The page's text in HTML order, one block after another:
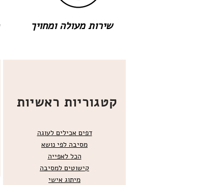
שירות מעולה ומחויך
קטגוריות ראשיות
דפים אכילים לעוגה
מסיבה לפי נושא
הכל לאפייה
קישוטים למסיבה
מיתוג אישי